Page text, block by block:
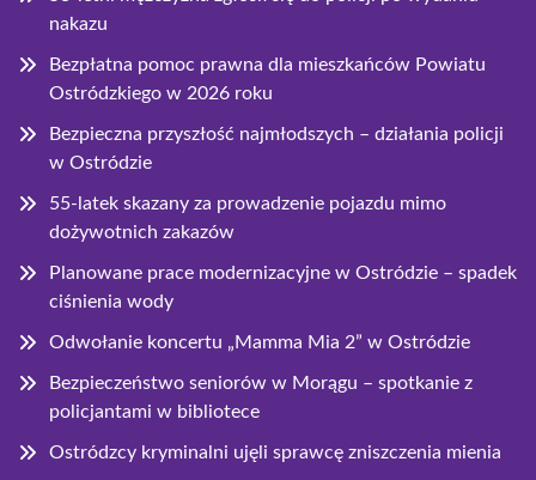
nakazu
Bezpłatna pomoc prawna dla mieszkańców Powiatu
Ostródzkiego w 2026 roku
Bezpieczna przyszłość najmłodszych – działania policji
w Ostródzie
55-latek skazany za prowadzenie pojazdu mimo
dożywotnich zakazów
Planowane prace modernizacyjne w Ostródzie – spadek
ciśnienia wody
Odwołanie koncertu „Mamma Mia 2” w Ostródzie
Bezpieczeństwo seniorów w Morągu – spotkanie z
policjantami w bibliotece
Ostródzcy kryminalni ujęli sprawcę zniszczenia mienia